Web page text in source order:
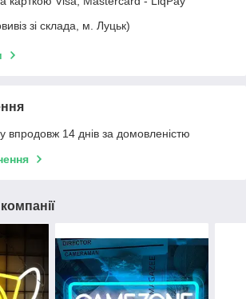
зі склада, м. Луцьк)
впродовж 14 днів за домовленістю